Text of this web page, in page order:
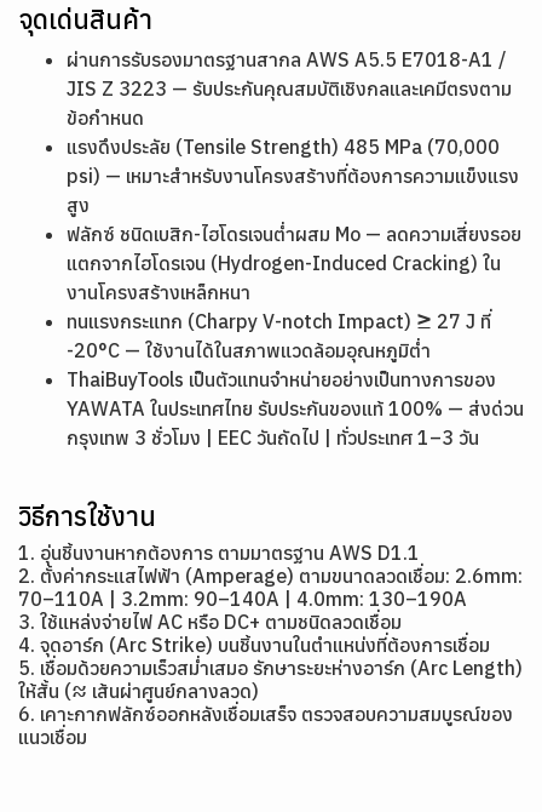
จุดเด่นสินค้า
ผ่านการรับรองมาตรฐานสากล AWS A5.5 E7018-A1 /
JIS Z 3223 — รับประกันคุณสมบัติเชิงกลและเคมีตรงตาม
ข้อกำหนด
แรงดึงประลัย (Tensile Strength) 485 MPa (70,000
psi) — เหมาะสำหรับงานโครงสร้างที่ต้องการความแข็งแรง
สูง
ฟลักซ์ ชนิดเบสิก-ไฮโดรเจนต่ำผสม Mo — ลดความเสี่ยงรอย
แตกจากไฮโดรเจน (Hydrogen-Induced Cracking) ใน
งานโครงสร้างเหล็กหนา
ทนแรงกระแทก (Charpy V-notch Impact) ≥ 27 J ที่
-20°C — ใช้งานได้ในสภาพแวดล้อมอุณหภูมิต่ำ
ThaiBuyTools เป็นตัวแทนจำหน่ายอย่างเป็นทางการของ
YAWATA ในประเทศไทย รับประกันของแท้ 100% — ส่งด่วน
กรุงเทพ 3 ชั่วโมง | EEC วันถัดไป | ทั่วประเทศ 1–3 วัน
วิธีการใช้งาน
1. อุ่นชิ้นงานหากต้องการ ตามมาตรฐาน AWS D1.1
2. ตั้งค่ากระแสไฟฟ้า (Amperage) ตามขนาดลวดเชื่อม: 2.6mm:
70–110A | 3.2mm: 90–140A | 4.0mm: 130–190A
3. ใช้แหล่งจ่ายไฟ AC หรือ DC+ ตามชนิดลวดเชื่อม
4. จุดอาร์ก (Arc Strike) บนชิ้นงานในตำแหน่งที่ต้องการเชื่อม
5. เชื่อมด้วยความเร็วสม่ำเสมอ รักษาระยะห่างอาร์ก (Arc Length)
ให้สั้น (≈ เส้นผ่าศูนย์กลางลวด)
6. เคาะกากฟลักซ์ออกหลังเชื่อมเสร็จ ตรวจสอบความสมบูรณ์ของ
แนวเชื่อม